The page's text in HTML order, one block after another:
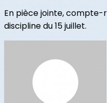
En pièce jointe, compte-
discipline du 15 juillet.